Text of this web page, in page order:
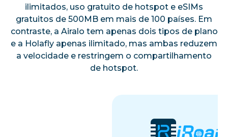
ilimitados, uso gratuito de hotspot e eSIMs
gratuitos de 500MB em mais de 100 países. Em
contraste, a Airalo tem apenas dois tipos de plano
e a Holafly apenas ilimitado, mas ambas reduzem
a velocidade e restringem o compartilhamento
de hotspot.